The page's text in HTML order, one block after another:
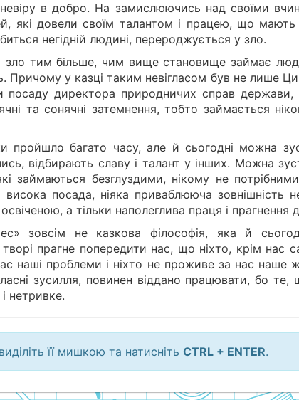
невіру в добро. На замислюючись над своїми
які довели своїм талантом і працею, що мають
негідній людині, перероджується у зло.
зло тим більше, чим вище становище займає
Причому у казці таким невігласом був не лише
директора природничих справ держави,
та сонячні затемнення, тобто займається
пройшло багато часу, але й сьогодні можна
відбирають славу і талант у інших. Можна
займаються безглуздими, нікому не
посада, ніяка приваблююча зовнішність
а тільки наполеглива праця і прагнення
зовсім не казкова філософія, яка й
прагне попередити нас, що ніхто, крім нас
наші проблеми і ніхто не проживе за нас наше
зусилля, повинен віддано працювати, бо те,
нетривке.
її мишкою та натисніть CTRL + ENTER.